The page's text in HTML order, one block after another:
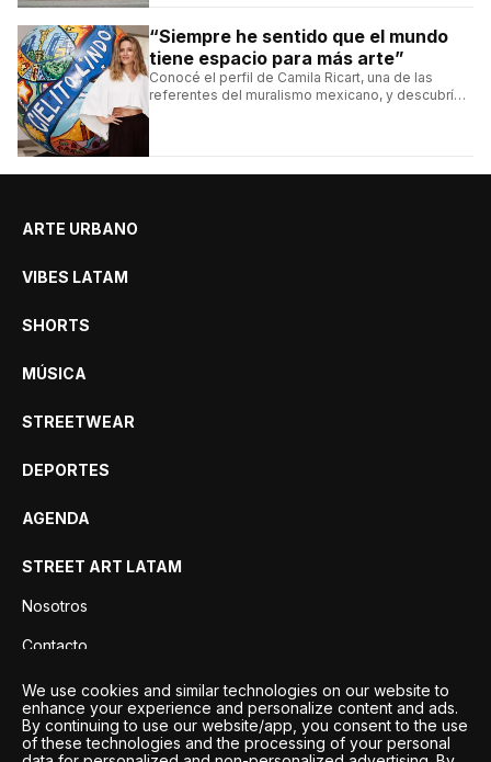
“Siempre he sentido que el mundo
tiene espacio para más arte”
Conocé el perfil de Camila Ricart, una de las
referentes del muralismo mexicano, y descubrí
ARTE URBANO
VIBES LATAM
SHORTS
MÚSICA
STREETWEAR
DEPORTES
AGENDA
STREET ART LATAM
Nosotros
Contacto
Privacidad
We use cookies and similar technologies on our website to
enhance your experience and personalize content and ads.
By continuing to use our website/app, you consent to the use
of these technologies and the processing of your personal